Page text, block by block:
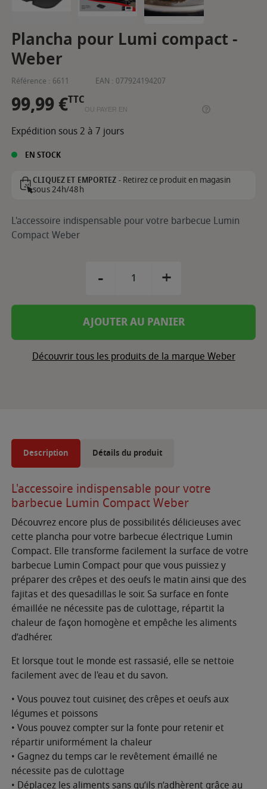
Plancha pour Lumi compact -
Weber
Référence : 6611 EAN : 077924194207
99,99 €TTC
OU PAYER EN
Expédition sous 2 à 7 jours
EN STOCK
CLIQUEZ ET EMPORTEZ -Retirez ce produit en magasin
sous 24h/48h
L'accessoire indispensable pour votre barbecue Lumin
Compact Weber
- +
AJOUTER AU PANIER
Découvrir tous les produits de la marque Weber
Description Détails du produit
L'accessoire indispensable pour votre
barbecue Lumin Compact Weber
Découvrez encore plus de possibilités délicieuses avec
cette plancha pour votre barbecue électrique Lumin
Compact. Elle transforme facilement la surface de votre
barbecue Lumin Compact pour que vous puissiez y
préparer des crêpes et des oeufs le matin ainsi que des
fajitas et des quesadillas le soir. Sa surface en fonte
émaillée ne nécessite pas de culottage, répartit la
chaleur de façon homogène et empêche les aliments
d’adhérer.
Et lorsque tout le monde est rassasié, elle se nettoie
facilement avec de l'eau et du savon.
• Vous pouvez tout cuisiner, des crêpes et oeufs aux
légumes et poissons
• Vous pouvez compter sur la fonte pour retenir et
répartir uniformément la chaleur
• Gagnez du temps car le revêtement émaillé ne
nécessite pas de culottage
• Déplacez les aliments sans qu’ils n’adhèrent grâce au